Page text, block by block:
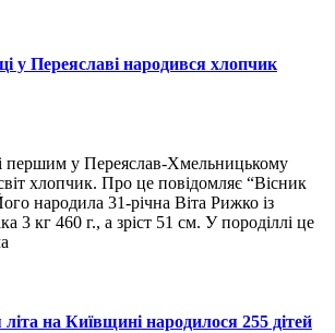
у Переяславі народився хлопчик
першим у Переяслав-Хмельницькому
хлопчик. Про це повідомляє “Вісник
народила 31-річна Віта Рижко із
3 кг 460 г., а зріст 51 см. У породіллі це
на Київщині народилося 255 дітей